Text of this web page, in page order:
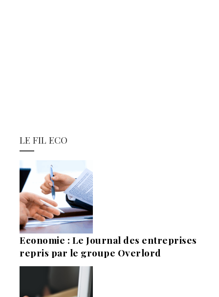
LE FIL ECO
Economie : Le Journal des entreprises
repris par le groupe Overlord